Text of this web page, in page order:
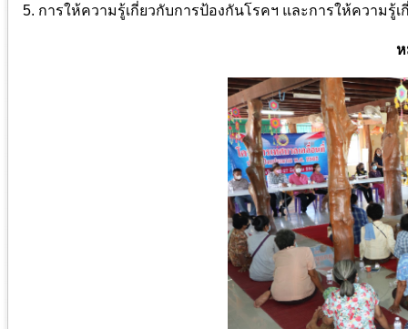
5. การให้ความรู้เกี่ยวกับการป้องกันโรคฯ และการให้ความรู้